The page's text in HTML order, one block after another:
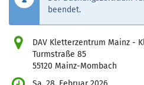
beendet.
DAV Kletterzentrum Mainz -
Turmstraße 85
55120 Mainz-Mombach